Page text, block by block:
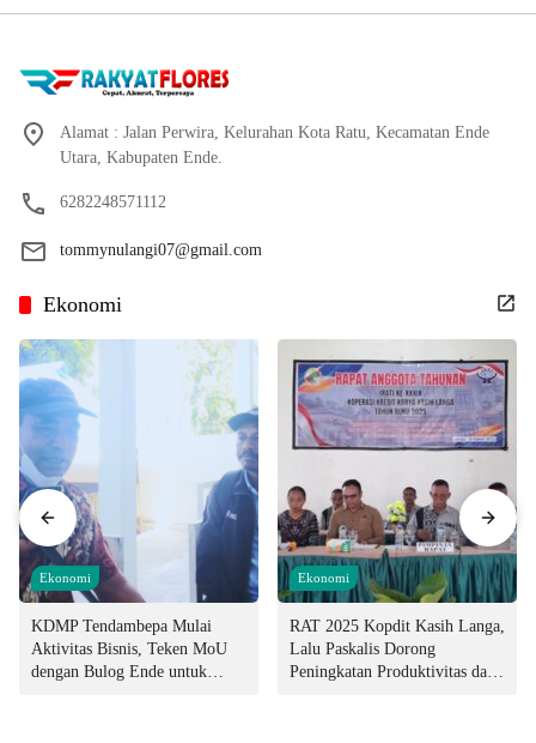
Alamat : Jalan Perwira, Kelurahan Kota Ratu, Kecamatan Ende
Utara, Kabupaten Ende.
6282248571112
tommynulangi07@gmail.com
Ekonomi
Ekonomi
KDMP Tendambepa Mulai
Aktivitas Bisnis, Teken MoU
dengan Bulog Ende untuk
Ekonomi
RAT 2025 Kopdit Kasih Langa,
Lalu Paskalis Dorong
Peningkatan Produktivitas dan